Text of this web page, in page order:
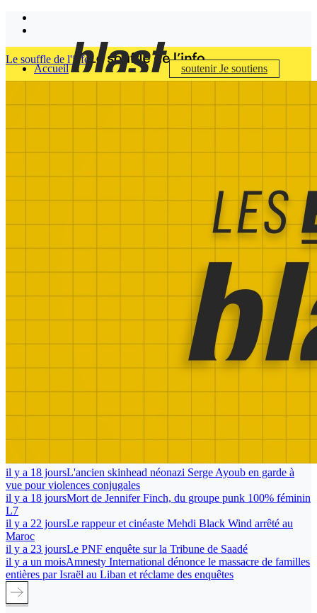
Accueil soutenirJe soutiens
Le souffle de l'info
il y a 18 joursL'ancien skinhead néonazi Serge Ayoub en garde à
vue pour violences conjugales
il y a 18 joursMort de Jennifer Finch, du groupe punk 100% féminin
L7
il y a 22 joursLe rappeur et cinéaste Mehdi Black Wind arrêté au
Maroc
il y a 23 joursLe PNF enquête sur la Tribune de Saadé
il y a un moisAmnesty International dénonce le massacre de familles
entières par Israël au Liban et réclame des enquêtes